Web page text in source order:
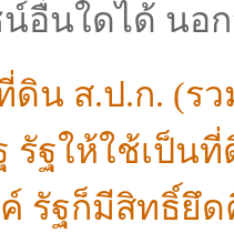
อื่นใดได้ นอ
ดิน ส.ป.ก. (ร
รัฐให้ใช้เป็น
รัฐก็มีสิทธิ์ยึ